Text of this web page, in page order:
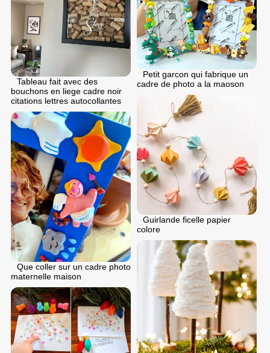
Petit garcon qui fabrique un
cadre de photo a la maoson
Tableau fait avec des
bouchons en liege cadre noir
citations lettres autocollantes
Guirlande ficelle papier
colore
Que coller sur un cadre photo
maternelle maison